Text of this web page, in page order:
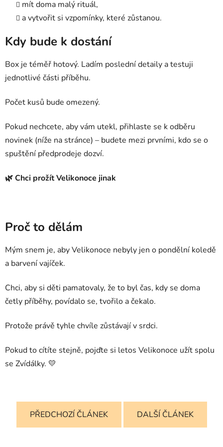
mít doma malý rituál,
a vytvořit si vzpomínky, které zůstanou.
Kdy bude k dostání
Box je téměř hotový. Ladím poslední detaily a testuji
jednotlivé části příběhu.
Počet kusů bude omezený.
Pokud nechcete, aby vám utekl, přihlaste se k odběru
novinek (níže na stránce) – budete mezi prvními, kdo se o
spuštění předprodeje dozví.
🌿 Chci prožít Velikonoce jinak
Proč to dělám
Mým snem je, aby Velikonoce nebyly jen o pondělní koledě
a barvení vajíček.
Chci, aby si děti pamatovaly, že to byl čas, kdy se doma
četly příběhy, povídalo se, tvořilo a čekalo.
Protože právě tyhle chvíle zůstávají v srdci.
Pokud to cítíte stejně, pojďte si letos Velikonoce užít spolu
se Zvídálky. 💛
PŘEDCHOZÍ ČLÁNEK DALŠÍ ČLÁNEK